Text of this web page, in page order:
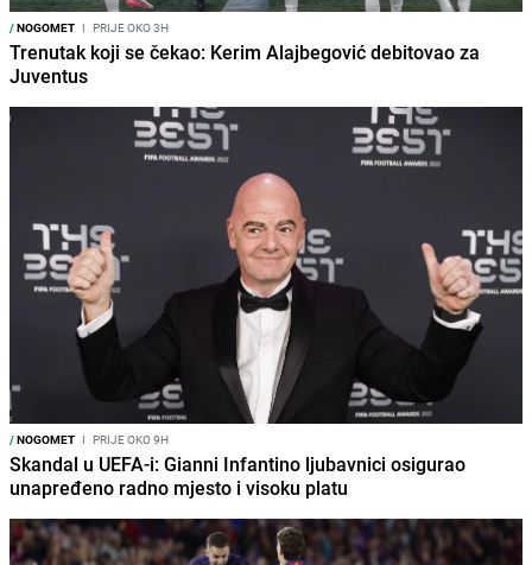
/NOGOMET I PRIJE OKO 3H
Trenutak koji se čekao: Kerim Alajbegović debitovao za
Juventus
/NOGOMET I PRIJE OKO 9H
Skandal u UEFA-i: Gianni Infantino ljubavnici osigurao
unapređeno radno mjesto i visoku platu